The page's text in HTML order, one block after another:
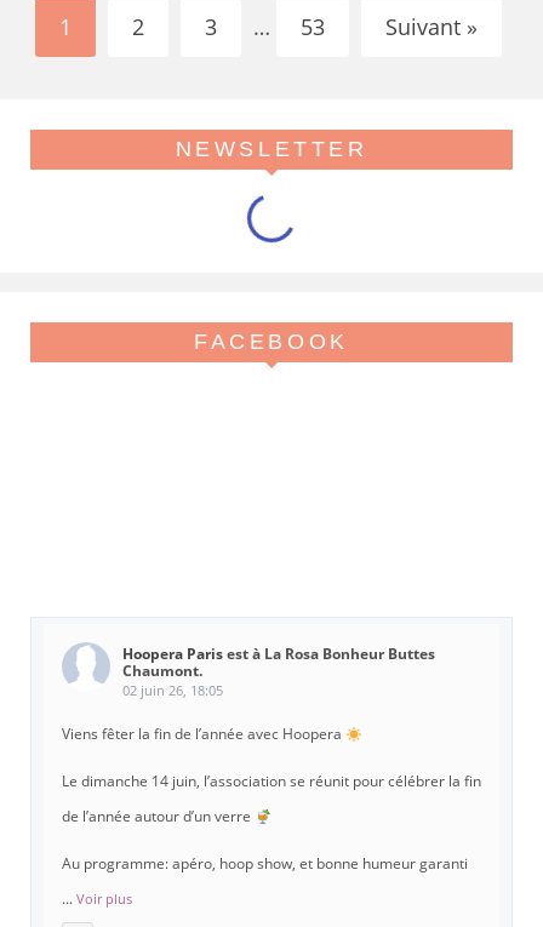
1 2 3 … 53 Suivant »
NEWSLETTER
FACEBOOK
Hoopera Parisest à La Rosa Bonheur Buttes
Chaumont.
02 juin 26, 18:05
Viens fêter la fin de l’année avec Hoopera
Le dimanche 14 juin, l’association se réunit pour célébrer la fin
de l’année autour d’un verre
Au programme: apéro, hoop show, et bonne humeur garanti
... Voir plus